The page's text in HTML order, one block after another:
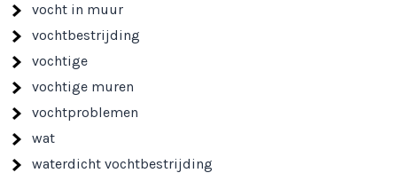
vocht in muur
vochtbestrijding
vochtige
vochtige muren
vochtproblemen
wat
waterdicht vochtbestrijding